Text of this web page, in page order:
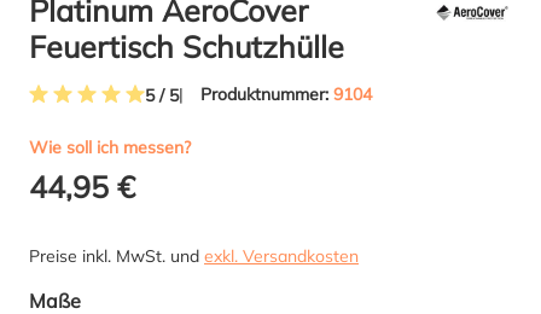
Platinum AeroCover
Feuertisch Schutzhülle
5 / 5 Produktnummer: 9104
Wie soll ich messen?
44,95 €
Preise inkl. MwSt. und exkl. Versandkosten
Maßeauswählen